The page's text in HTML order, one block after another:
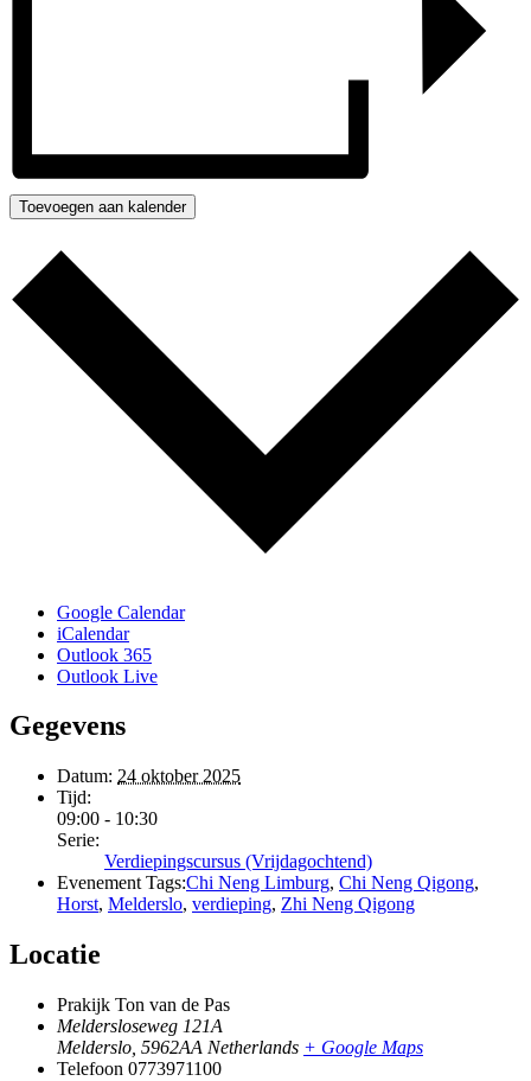
Toevoegen aan kalender
Google Calendar
iCalendar
Outlook 365
Outlook Live
Gegevens
Datum: 24 oktober 2025
Tijd:
09:00 - 10:30
Serie:
Verdiepingscursus (Vrijdagochtend)
Evenement Tags:Chi Neng Limburg, Chi Neng Qigong,
Horst, Melderslo, verdieping, Zhi Neng Qigong
Locatie
Prakijk Ton van de Pas
Meldersloseweg 121A
Melderslo 5962AA Netherlands + Google Maps
Telefoon 0773971100